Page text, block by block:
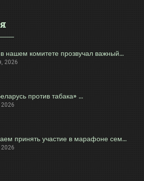
нашем комитете прозвучал важный...
2026
против табака» ...
принять участие в марафоне сем...